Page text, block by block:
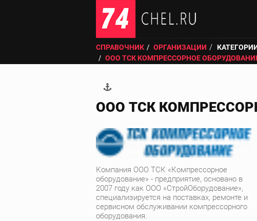
СПРАВОЧНИК ОРГАНИЗАЦИИ
ООО ТСК КОМПРЕССОРНОЕ
ООО ТСК
Компания ООО ТСК «Компрессорное
оборудование» - предприятие, основано в
2007 году как ООО «СтройОборудование»,
специализируется на поставках, ремонте и
сервисном обслуживании компрессорного
оборудования.